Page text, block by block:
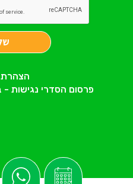
הצהרת
פרסום הסדרי נגישות